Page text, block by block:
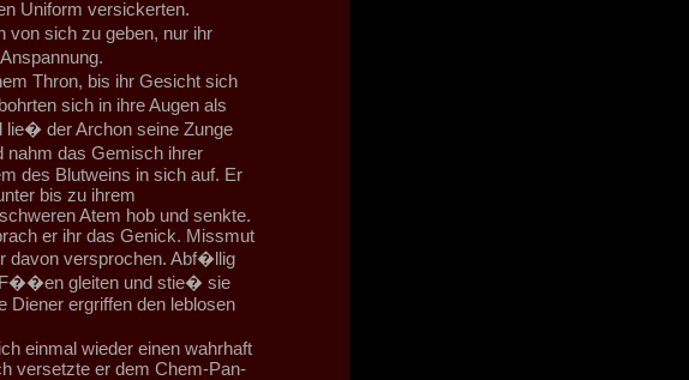
Uniform versickerten.
sich zu geben, nur ihr
Thron, bis ihr Gesicht sich
sich in ihre Augen als
der Archon seine Zunge
das Gemisch ihrer
des Blutweins in sich auf. Er
bis zu ihrem
Atem hob und senkte.
er ihr das Genick. Missmut
davon versprochen. Abf�llig
F��en gleiten und stie� sie
Diener ergriffen den leblosen
einmal wieder einen wahrhaft
versetzte er dem Chem-Pan-